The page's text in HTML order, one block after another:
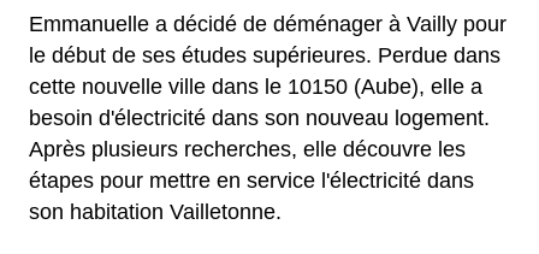
Emmanuelle a décidé de déménager à Vailly pour
le début de ses études supérieures. Perdue dans
cette nouvelle ville dans le 10150 (Aube), elle a
besoin d'électricité dans son nouveau logement.
Après plusieurs recherches, elle découvre les
étapes pour mettre en service l'électricité dans
son habitation Vailletonne.